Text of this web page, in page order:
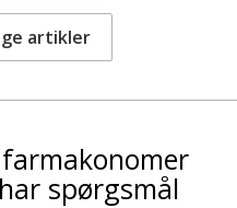
artikler
spørgsmål